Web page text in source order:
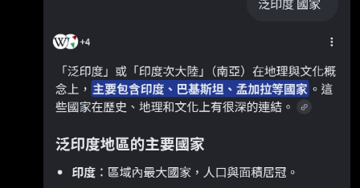
例還不高，但也有看到不少。 — 也不是說歧視
或是怎樣 但就真的很愛插隊很愛亂擠 我朋友是
空服員，我跟她說這個狀況；她說她哦早就這樣
了她在日本還被印度移工搶 再來印度員工也比
較沒有以前日本員工那樣細心有禮